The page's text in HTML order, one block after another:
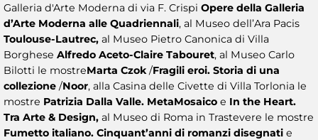
Galleria d'Arte Moderna di via F. Crispi Opere della Galleria
d’Arte Moderna alle Quadriennali, al Museo dell’Ara Pacis
Toulouse-Lautrec, al Museo Pietro Canonica di Villa
Borghese Alfredo Aceto-Claire Tabouret, al Museo Carlo
Bilotti le mostreMarta Czok/Fragili eroi. Storia di una
collezione /Noor, alla Casina delle Civette di Villa Torlonia le
mostre Patrizia Dalla Valle. MetaMosaico e In the Heart.
Tra Arte & Design, al Museo di Roma in Trastevere le mostre
Fumetto italiano. Cinquant’anni di romanzi disegnati e